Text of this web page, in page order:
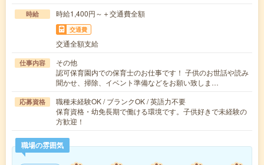
時給 時給1,400円～＋交通費全額
交通費
交通全額支給
仕事内容
その他
認可保育園内での保育士のお仕事です！ 子供のお世話や読み
聞かせ、掃除、イベント準備などをお願い致しま…
応募資格
職種未経験OK / ブランクOK / 英語力不要
保育資格・幼免長期で働ける環境です。子供好きで未経験の
方歓迎！
職場の雰囲気